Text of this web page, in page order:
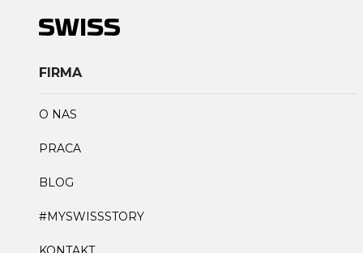
FIRMA
O NAS
PRACA
BLOG
#MYSWISSSTORY